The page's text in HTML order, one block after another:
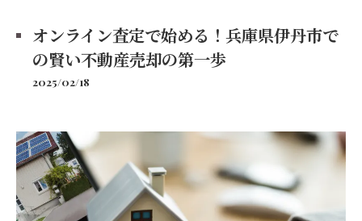
オンライン査定で始める！兵庫県伊丹市で
の賢い不動産売却の第一歩
2025/02/18